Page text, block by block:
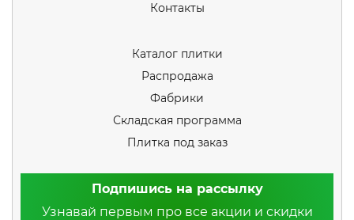
Контакты
Каталог плитки
Распродажа
Фабрики
Складская программа
Плитка под заказ
Подпишись на рассылку
Узнавай первым про все акции и скидки